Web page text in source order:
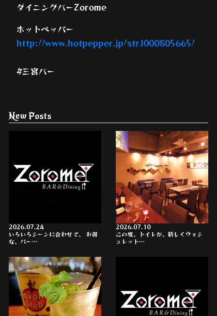
ダイニングバーZorome
ホットペッパー
http://www.hotpepper.jp/strJ000805665/
#三宮バー
New Posts
2026.07.24
いろいろシーンに合わせて、 お得
な、パー…
2026.07.10
この度、トイレが、新しくウォシ
ュレット…